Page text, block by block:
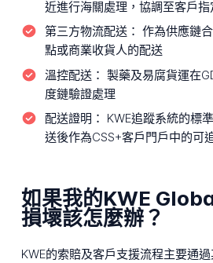
近進行海關處理，協調至客戶
第三方物流配送： 作為供應鏈
點或商業收貨人的配送
溫控配送： 製藥及易腐貨運在
度鏈驗證處理
配送證明： KWE追蹤系統的標
送後作為CSS+客戶門戶中的可
如果我的KWE
損壞該怎麼辦？
KWE的索賠及客戶支援流程主要通